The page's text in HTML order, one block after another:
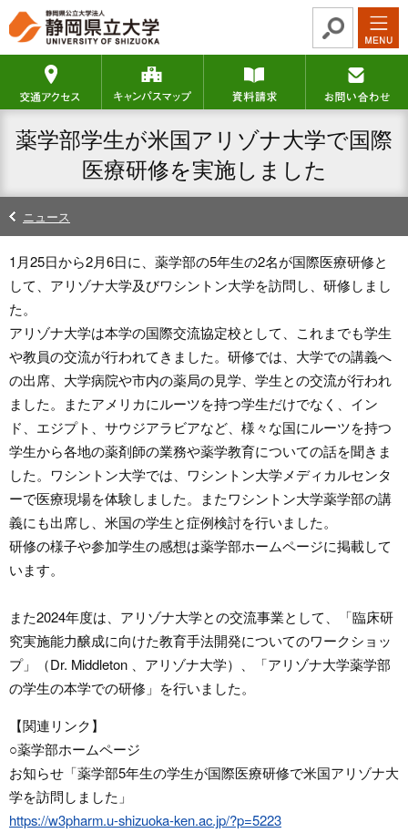
ロ
ー
ナ
シ
ョ
ン
へ
文
へ
ー
カ
ビ
ョ
ン
へ
ッ
タ
交通アクセス キャンパスマップ 資料請求
薬学部学生が米国アリゾナ大学で国際
医療研修を実施しました
ニュース
1月25日から2月6日に、薬学部の5年生の2名が国際医療研修と
して、アリゾナ大学及びワシントン大学を訪問し、研修しまし
た。
アリゾナ大学は本学の国際交流協定校として、これまでも学生
や教員の交流が行われてきました。研修では、大学での講義へ
の出席、大学病院や市内の薬局の見学、学生との交流が行われ
ました。またアメリカにルーツを持つ学生だけでなく、イン
ド、エジプト、サウジアラビアなど、様々な国にルーツを持つ
学生から各地の薬剤師の業務や薬学教育についての話を聞きま
した。ワシントン大学では、ワシントン大学メディカルセンタ
ーで医療現場を体験しました。またワシントン大学薬学部の講
義にも出席し、米国の学生と症例検討を行いました。
研修の様子や参加学生の感想は薬学部ホームページに掲載して
います。
また2024年度は、アリゾナ大学との交流事業として、「臨床研
究実施能力醸成に向けた教育手法開発についてのワークショッ
プ」（Dr. Middleton 、アリゾナ大学）、「アリゾナ大学薬学部
の学生の本学での研修」を行いました。
【関連リンク】
○薬学部ホームページ
お知らせ「薬学部5年生の学生が国際医療研修で米国アリゾナ大
学を訪問しました」
https://w3pharm.u-shizuoka-ken.ac.jp/?p=5223